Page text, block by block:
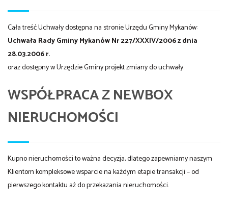
Cała treść Uchwały dostępna na stronie Urzędu Gminy Mykanów:
Uchwała Rady Gminy Mykanów Nr 227/XXXIV/2006 z dnia
28.03.2006 r.
oraz dostępny w Urzędzie Gminy projekt zmiany do uchwały.
WSPÓŁPRACA Z NEWBOX
NIERUCHOMOŚCI
Kupno nieruchomości to ważna decyzja, dlatego zapewniamy naszym
Klientom kompleksowe wsparcie na każdym etapie transakcji – od
pierwszego kontaktu aż do przekazania nieruchomości.